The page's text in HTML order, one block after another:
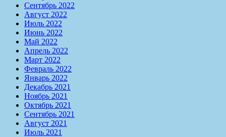
Сентябрь 2022
Август 2022
Июль 2022
Июнь 2022
Май 2022
Апрель 2022
Март 2022
Февраль 2022
Январь 2022
Декабрь 2021
Ноябрь 2021
Октябрь 2021
Сентябрь 2021
Август 2021
Июль 2021